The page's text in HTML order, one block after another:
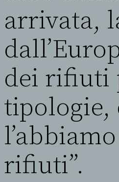
arrivata,
dei rifiuti
tipologie,
rifiuti”.